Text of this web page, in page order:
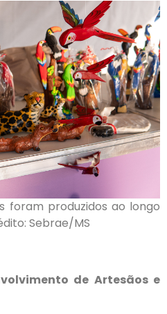
foram produzidos ao longo
Sebrae/MS
de Artesãos e